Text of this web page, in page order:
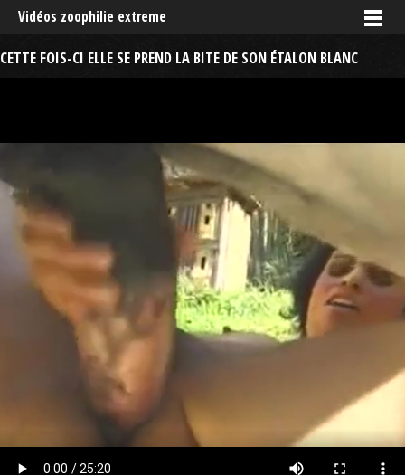
Vidéos zoophilie extreme
CETTE FOIS-CI ELLE SE PREND LA BITE DE SON ÉTALON BLANC